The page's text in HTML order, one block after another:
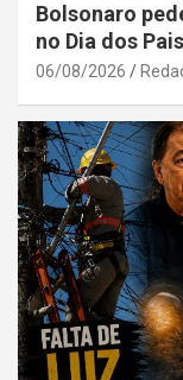
Bolsonaro
no Dia dos Pais
06/08/2026